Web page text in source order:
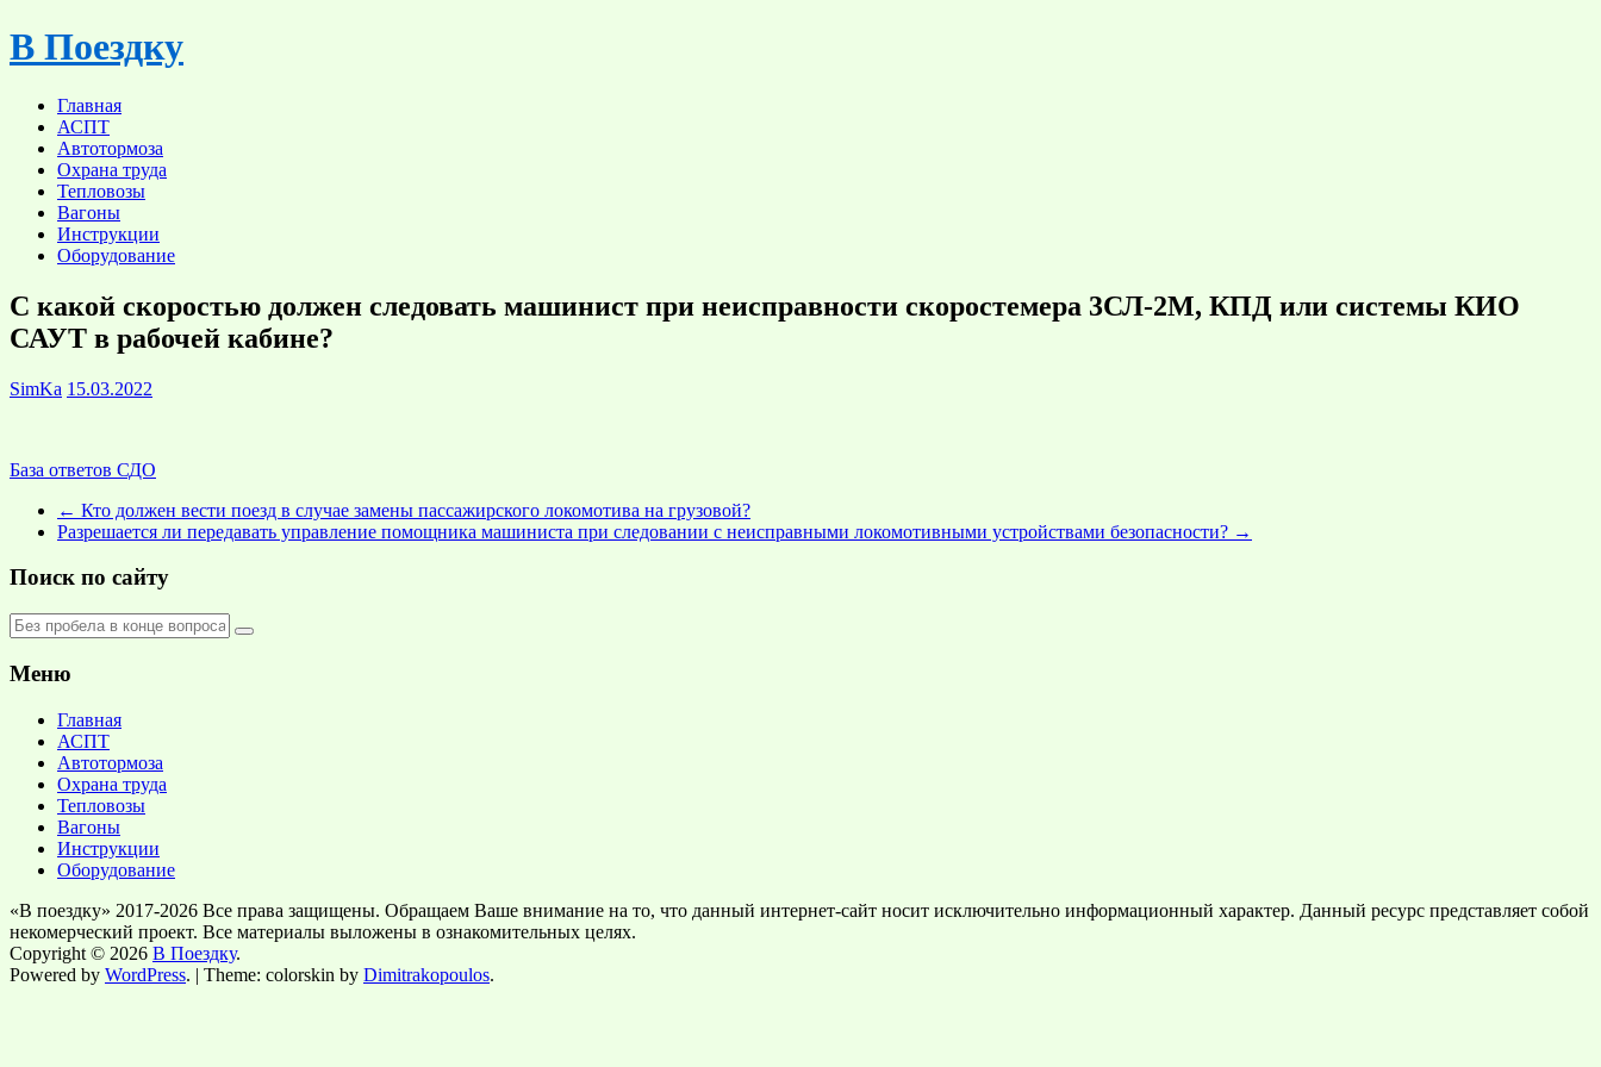
Skip
to
В Поездку
Главная
АСПТ
Автотормоза
Охрана труда
Тепловозы
Вагоны
Инструкции
Оборудование
С какой скоростью должен следовать машинист при неисправности скоростемера 3СЛ-2М, КПД или системы КИО
САУТ в рабочей кабине?
SimKa 15.03.2022
База ответов СДО
← Кто должен вести поезд в случае замены пассажирского локомотива на грузовой?
Разрешается ли передавать управление помощника машиниста при следовании с неисправными локомотивными устройствами безопасности? →
Поиск по сайту
Меню
Главная
АСПТ
Автотормоза
Охрана труда
Тепловозы
Вагоны
Инструкции
Оборудование
«В поездку» 2017-2026 Все права защищены. Обращаем Ваше внимание на то, что данный интернет-сайт носит исключительно информационный характер. Данный ресурс представляет собой
некомерческий проект. Все материалы выложены в ознакомительных целях.
Copyright © 2026 В Поездку.
Powered by WordPress. | Theme: colorskin by Dimitrakopoulos.